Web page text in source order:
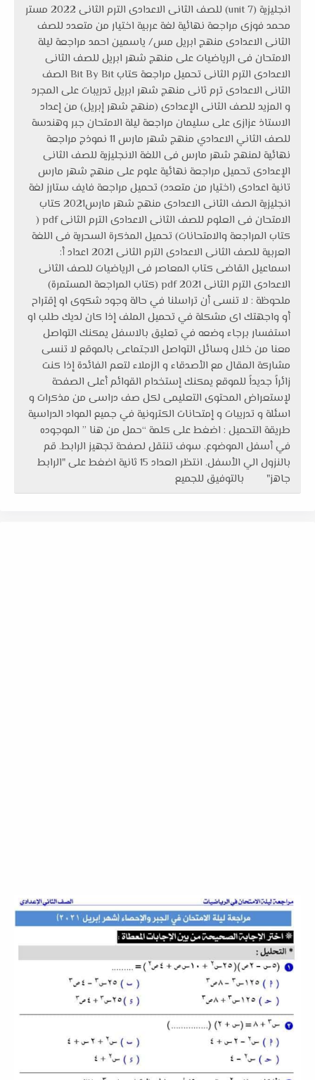
انجليزية (unit 7) للصف الثانى الاعدادى الترم الثانى 2022 مستر
محمد فوزى مراجعة نهائية لغة عربية اختيار من متعدد للصف
الثانى الاعدادى منهج ابريل مس/ ياسمين احمد مراجعة ليلة
الامتحان فى الرياضيات على منهج شهر ابريل للصف الثانى
الاعدادى الترم الثانى تحميل مراجعة كتاب Bit By Bit الصف
الثانى الاعدادى ترم ثانى منهج شهر ابريل تدريبات على المجرد
و المزيد للصف الثانى الإعدادى (منهج شهر إبريل) من إعداد
الاستاذ عزازى على سليمان مراجعة ليلة الامتحان جبر وهندسة
للصف الثاني الاعدادي منهج شهر مارس 11 نموذج مراجعة
نهائية لمنهج شهر مارس فى اللغة الانجليزية للصف الثانى
الإعدادى تحميل مراجعة نهائية علوم على منهج شهر مارس
تانية اعدادى (اختيار من متعدد) تحميل مراجعة فايف ستارز لغة
انجليزية الصف الثانى الاعدادى منهج شهر مارس2021 كتاب
الامتحان فى العلوم للصف الثانى الاعدادى الترم الثانى pdf (
كتاب المراجعة والامتحانات) تحميل المذكرة السحرية فى اللغة
العربية للصف الثانى الاعدادى الترم الثانى 2021 اعداد أ:
اسماعيل القاضى كتاب المعاصر فى الرياضيات للصف الثانى
الاعدادى الترم الثانى 2021 pdf (كتاب المراجعة المستمرة)
ملحوظة : لا تنسى أن تراسلنا في حالة وجود شكوى او إقتراح
أو واجهتك اى مشكلة في تحميل الملف إذا كان لديك طلب او
استفسار برجاء وضعه في تعليق بالاسفل يمكنك التواصل
معنا من خلال وسائل التواصل الاجتماعى بالموقع لا تنسى
مشاركة المقال مع الأصدقاء و الزملاء لتعم الفائدة إذا كنت
زائراً جديداً للموقع يمكنك إستخدام القوائم أعلى الصفحة
لإستعراض المحتوى التعليمى لكل صف دراسى من مذكرات و
اسئلة و تدريبات و إمتحانات الكترونية في جميع المواد الدراسية
طريقة التحميل : اضغط على كلمة “حمل من هنا ” الموجوده
في أسفل الموضوع. سوف تنتقل لصفحة تجهيز الرابط. قم
بالنزول الي الأسفل. انتظر العداد 15 ثانية اضغط على "الرابط
جاهز" بالتوفيق للجميع